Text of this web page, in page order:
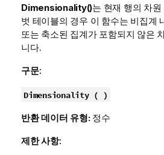
Dimensionality()는 현재 행의 차
벗 테이블의 경우 이 함수는 비집계
또는 축소된 집계가 포함되지 않은
니다.
구문:
Dimensionality ( )
반환 데이터 유형: 정수
제한 사항: